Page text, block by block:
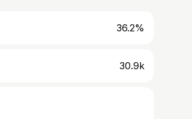
36.2%
30.9k